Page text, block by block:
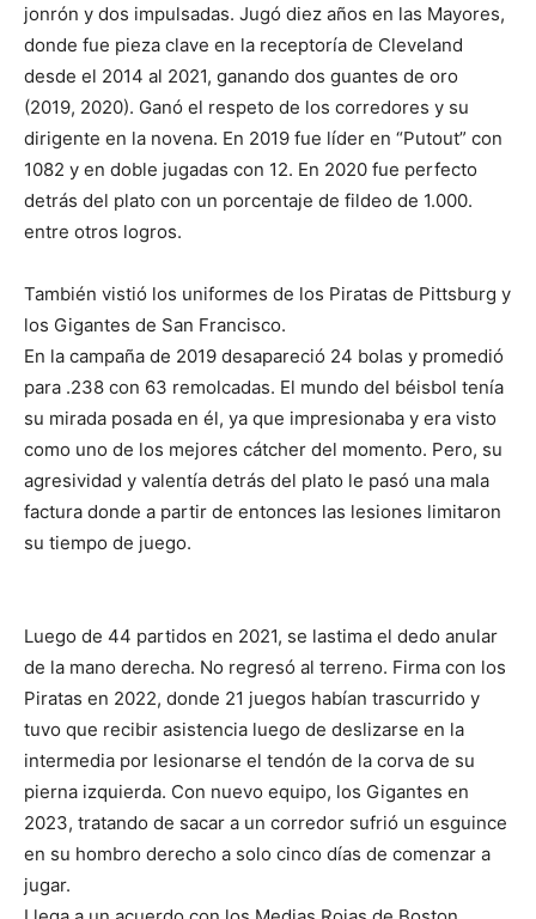
jonrón y dos impulsadas. Jugó diez años en las Mayores,
donde fue pieza clave en la receptoría de Cleveland
desde el 2014 al 2021, ganando dos guantes de oro
(2019, 2020). Ganó el respeto de los corredores y su
dirigente en la novena. En 2019 fue líder en “Putout” con
1082 y en doble jugadas con 12. En 2020 fue perfecto
detrás del plato con un porcentaje de fildeo de 1.000.
entre otros logros.
También vistió los uniformes de los Piratas de Pittsburg y
los Gigantes de San Francisco.
En la campaña de 2019 desapareció 24 bolas y promedió
para .238 con 63 remolcadas. El mundo del béisbol tenía
su mirada posada en él, ya que impresionaba y era visto
como uno de los mejores cátcher del momento. Pero, su
agresividad y valentía detrás del plato le pasó una mala
factura donde a partir de entonces las lesiones limitaron
su tiempo de juego.
Luego de 44 partidos en 2021, se lastima el dedo anular
de la mano derecha. No regresó al terreno. Firma con los
Piratas en 2022, donde 21 juegos habían trascurrido y
tuvo que recibir asistencia luego de deslizarse en la
intermedia por lesionarse el tendón de la corva de su
pierna izquierda. Con nuevo equipo, los Gigantes en
2023, tratando de sacar a un corredor sufrió un esguince
en su hombro derecho a solo cinco días de comenzar a
jugar.